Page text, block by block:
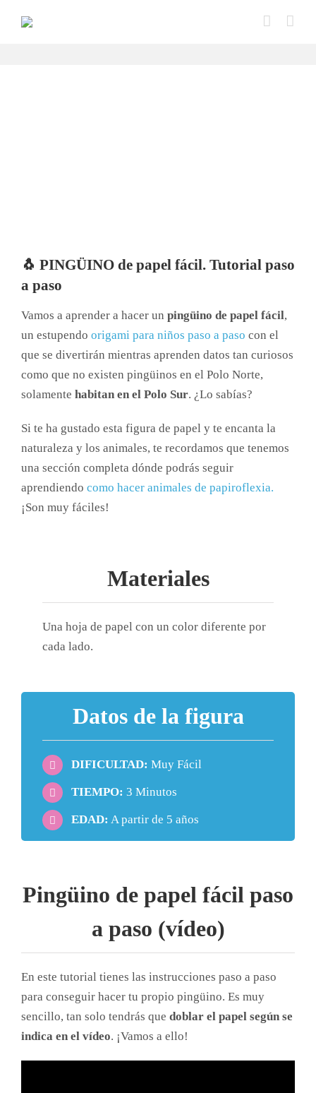
🐧 PINGÜINO de papel fácil. Tutorial paso
a paso
Vamos a aprender a hacer un pingüino de papel fácil,
un estupendo origami para niños paso a paso con el
que se divertirán mientras aprenden datos tan curiosos
como que no existen pingüinos en el Polo Norte,
solamente habitan en el Polo Sur. ¿Lo sabías?
Si te ha gustado esta figura de papel y te encanta la
naturaleza y los animales, te recordamos que tenemos
una sección completa dónde podrás seguir
aprendiendo como hacer animales de papiroflexia.
¡Son muy fáciles!
Materiales
Una hoja de papel con un color diferente por
cada lado.
Datos de la figura
DIFICULTAD: Muy Fácil
TIEMPO: 3 Minutos
EDAD: A partir de 5 años
Pingüino de papel fácil paso
a paso (vídeo)
En este tutorial tienes las instrucciones paso a paso
para conseguir hacer tu propio pingüino. Es muy
sencillo, tan solo tendrás que doblar el papel según se
indica en el vídeo. ¡Vamos a ello!